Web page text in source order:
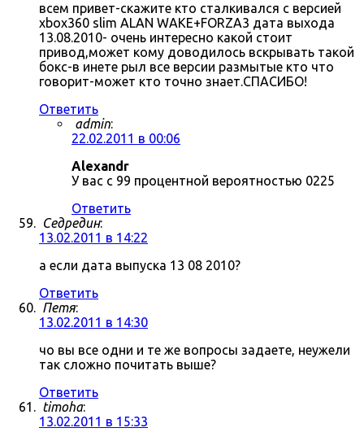
всем привет-скажите кто сталкивался с версией
xbox360 slim ALAN WAKE+FORZA3 дата выхода
13.08.2010- очень интересно какой стоит
привод,может кому доводилось вскрывать такой
бокс-в инете рыл все версии размытые кто что
говорит-может кто точно знает.СПАСИБО!
Ответить
admin:
22.02.2011 в 00:06
Alexandr
У вас с 99 процентной вероятностью 0225
Ответить
Седредин:
13.02.2011 в 14:22
а если дата выпуска 13 08 2010?
Ответить
Петя:
13.02.2011 в 14:30
чо вы все одни и те же вопросы задаете, неужели
так сложно почитать выше?
Ответить
timoha:
13.02.2011 в 15:33